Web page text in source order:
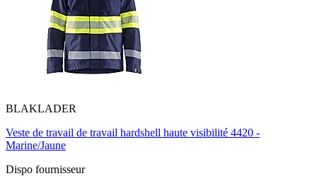
BLAKLADER
Veste de travail de travail hardshell haute visibilité 4420 -
Marine/Jaune
Dispo fournisseur